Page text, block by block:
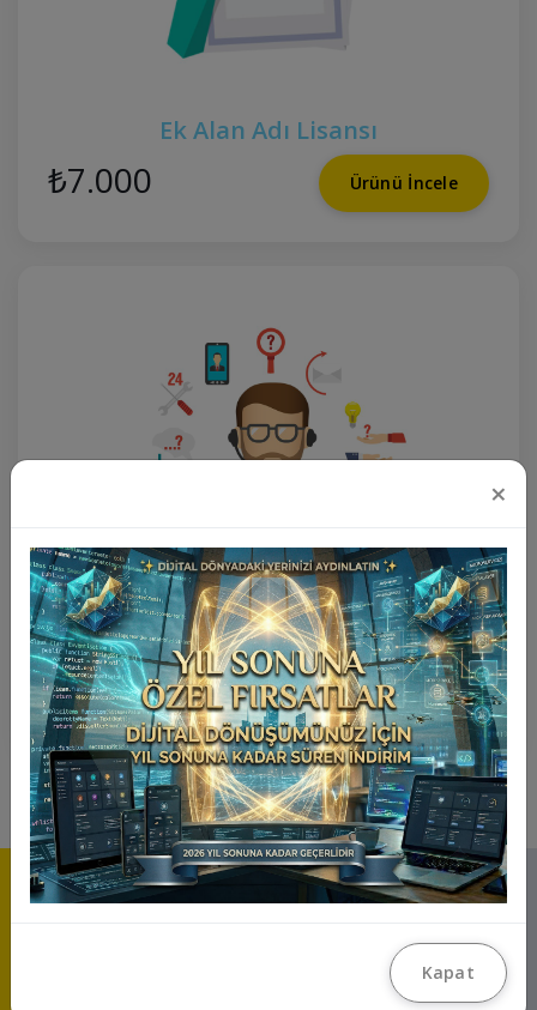
Ek Alan Adı Lisansı
₺7.000 Ürünü İncele
+1 Yıl Teknik Destek Paketi
₺12.500 Ürünü İncele
×
Kapat